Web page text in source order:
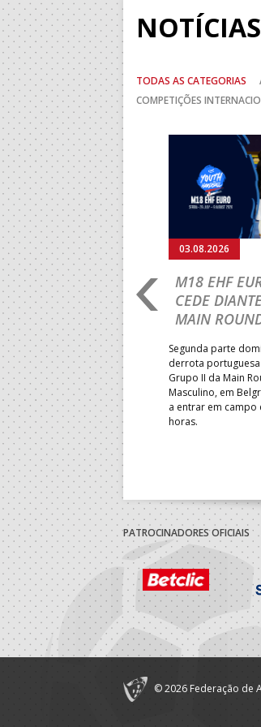
NOTÍCIAS
TODAS AS CATEGORIAS
COMPETIÇÕES
PORTUGAL
E SEGUE NA LUTA
CLASSIFICAÇÃO
a Guiné por 28-23, em
do Grupo II da
de sub-18 Feminino,
Equipa das Quinas volta
quinta-feira.
03.08.2026
M18 EHF
CEDE
MAIN
Segunda parte
derrota
Grupo II da Main
Masculino, em
a entrar em campo
horas.
PATROCINADORES OFICIAIS
© 2026 Federação de